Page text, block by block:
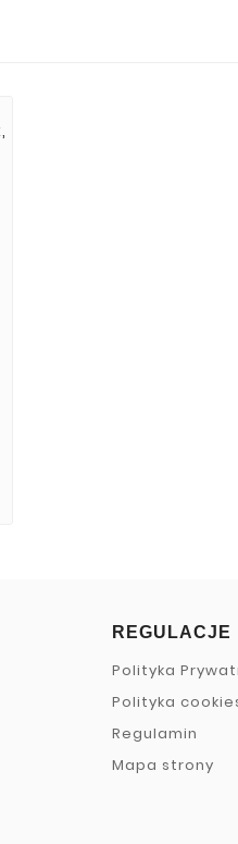
REGULACJE
Polityka
Polityka
Regulamin
Mapa strony